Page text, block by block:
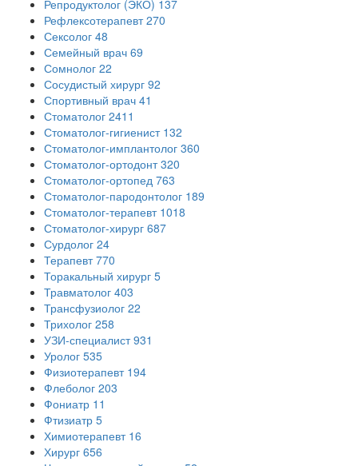
Репродуктолог (ЭКО) 137
Рефлексотерапевт 270
Сексолог 48
Семейный врач 69
Сомнолог 22
Сосудистый хирург 92
Спортивный врач 41
Стоматолог 2411
Стоматолог-гигиенист 132
Стоматолог-имплантолог 360
Стоматолог-ортодонт 320
Стоматолог-ортопед 763
Стоматолог-пародонтолог 189
Стоматолог-терапевт 1018
Стоматолог-хирург 687
Сурдолог 24
Терапевт 770
Торакальный хирург 5
Травматолог 403
Трансфузиолог 22
Трихолог 258
УЗИ-специалист 931
Уролог 535
Физиотерапевт 194
Флеболог 203
Фониатр 11
Фтизиатр 5
Химиотерапевт 16
Хирург 656